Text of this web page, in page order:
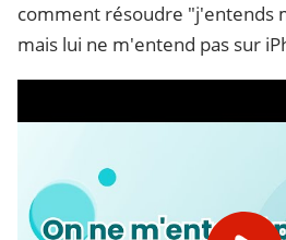
comment résoudre "j'entends
mais lui ne m'entend pas sur